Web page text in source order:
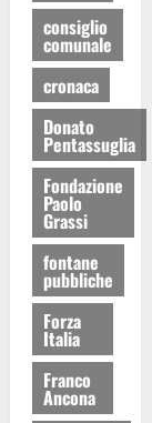
consiglio
comunale
cronaca
Donato
Pentassuglia
Fondazione
Paolo
Grassi
fontane
pubbliche
Forza
Italia
Franco
Ancona